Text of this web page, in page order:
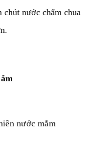
chút nước chấm chua
nước mắm